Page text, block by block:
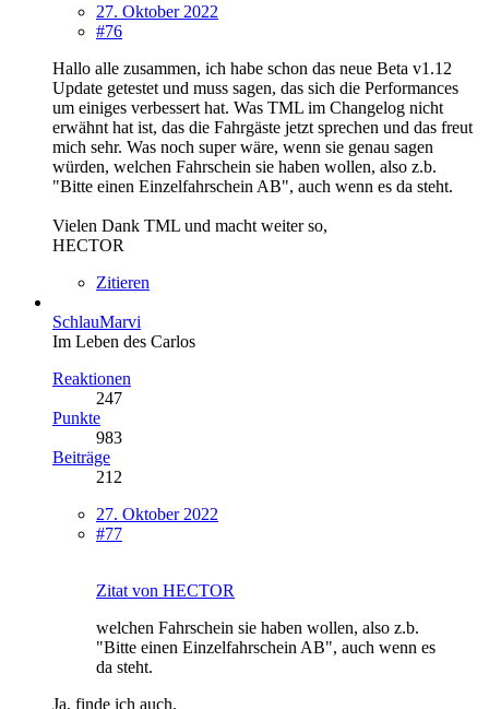
27. Oktober 2022
#76
Hallo alle zusammen, ich habe schon das neue Beta v1.12
Update getestet und muss sagen, das sich die Performances
um einiges verbessert hat. Was TML im Changelog nicht
erwähnt hat ist, das die Fahrgäste jetzt sprechen und das freut
mich sehr. Was noch super wäre, wenn sie genau sagen
würden, welchen Fahrschein sie haben wollen, also z.b.
"Bitte einen Einzelfahrschein AB", auch wenn es da steht.
Vielen Dank TML und macht weiter so,
HECTOR
Zitieren
SchlauMarvi
Im Leben des Carlos
Reaktionen
247
Punkte
983
Beiträge
212
27. Oktober 2022
#77
Zitat von HECTOR
welchen Fahrschein sie haben wollen, also z.b.
"Bitte einen Einzelfahrschein AB", auch wenn es
da steht.
Ja, finde ich auch.